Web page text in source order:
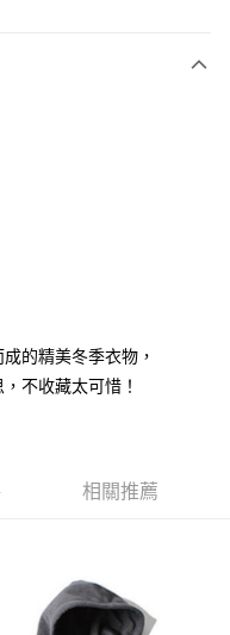
完成結帳。
。
中的連結，可透過四大超商／
的精美冬季衣物，
不收藏太可惜！
相關推薦